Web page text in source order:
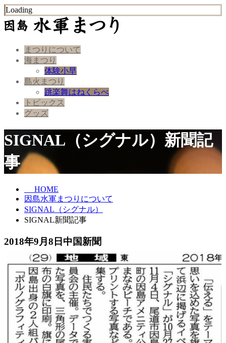
Loading
まつりについて
海まつり
体験小早
島火まつり
跳楽舞はねくらべ
トピックス
グッズ
SIGNAL（シグナル）新聞記
事
HOME
因島水軍まつりについて
SIGNAL（シグナル）
SIGNAL新聞記事
2018年9月8日中国新聞